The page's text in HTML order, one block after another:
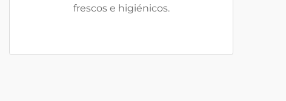
frescos e higiénicos.